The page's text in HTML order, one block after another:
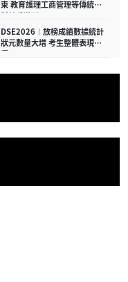
束 教育護理工商管理等傳統學
DSE2026︱放榜成績數據統計
狀元數量大增 考生整體表現平